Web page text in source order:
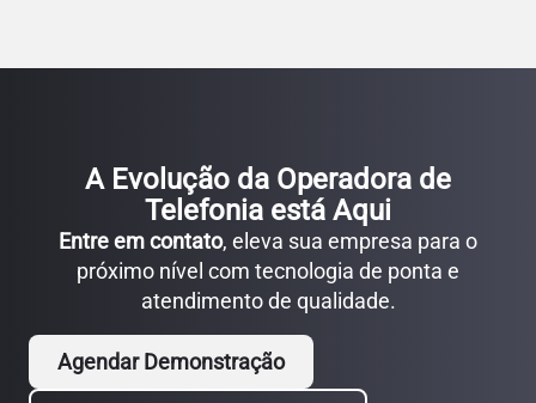
A Evolução da Operadora de
Telefonia está Aqui
Entre em contato, eleva sua empresa para o
próximo nível com tecnologia de ponta e
atendimento de qualidade.
Agendar Demonstração